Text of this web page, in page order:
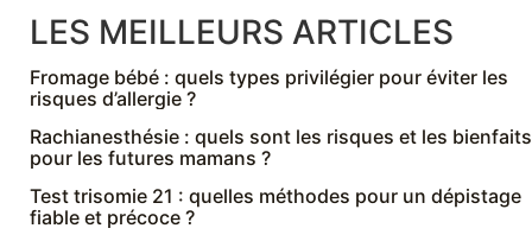
LES MEILLEURS ARTICLES
Fromage bébé : quels types privilégier pour éviter les
risques d’allergie ?
Rachianesthésie : quels sont les risques et les bienfaits
pour les futures mamans ?
Test trisomie 21 : quelles méthodes pour un dépistage
fiable et précoce ?